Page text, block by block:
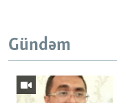
Gündəm